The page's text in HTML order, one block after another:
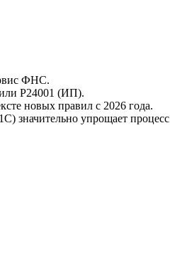
ФНС.
Р24001 (ИП).
новых правил с 2026 года.
значительно упрощает